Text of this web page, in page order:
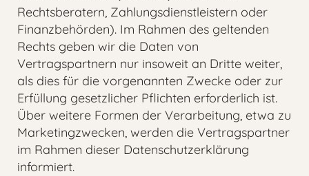
Rechtsberatern, Zahlungsdienstleistern oder
Finanzbehörden). Im Rahmen des geltenden
Rechts geben wir die Daten von
Vertragspartnern nur insoweit an Dritte weiter,
als dies für die vorgenannten Zwecke oder zur
Erfüllung gesetzlicher Pflichten erforderlich ist.
Über weitere Formen der Verarbeitung, etwa zu
Marketingzwecken, werden die Vertragspartner
im Rahmen dieser Datenschutzerklärung
informiert.